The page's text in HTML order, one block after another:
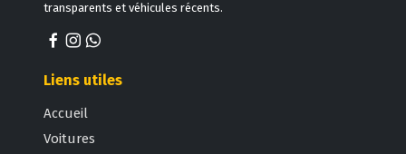
transparents et véhicules récents.
Liens utiles
Accueil
Voitures